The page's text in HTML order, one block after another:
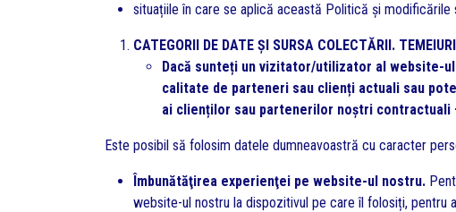
situațiile în care se aplică această Politică și modificările
CATEGORII DE DATE ȘI SURSA COLECTĂRII. TEMEIURI
Dacă sunteți un vizitator/utilizator al website-
calitate de parteneri sau clienți actuali sau
ai clienților sau partenerilor noștri contractuali
Este posibil să folosim datele dumneavoastră cu caracter
Îmbunătăţirea experienţei pe website-ul nostru.
website-ul nostru la dispozitivul pe care îl folosiți, pentru